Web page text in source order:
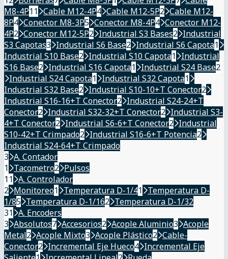
M8-4P11 Cable M12-4P4 Cable M12-5P2 Cable M12-
8P4 Conector M8-3P5 Conector M8-4P4 Conector M12-
4P2 Conector M12-5P2 Industrial S3 Bases2 Industrial
S3 Capotas3 Industrial S6 Base2 Industrial S6 Capota1
Industrial S10 Base2 Industrial S10 Capota1 Industrial
S16 Base2 Industrial S16 Capota1 Industrial S24 Base2
Industrial S24 Capota1 Industrial S32 Capota1
Industrial S32 Base2 Industrial S10-10+T Conector2
Industrial S16-16+T Conector2 Industrial S24-24+T
Conector2 Industrial S32-32+T Conector2 Industrial S3-
4+T Conector2 Industrial S6-6+T Conector2 Industrial
S10-42+T Crimpado2 Industrial S16-6+T Potencia2
Industrial S24-64+T Crimpado
3 A. Contador
1 Tacometro2 Pulsos
11 A. Controlador
2 Monitoreo1 Temperatura D-1/41 Temperatura D-
1/85 Temperatura D-1/162 Temperatura D-1/32
31 A. Encoders
3 Absolutos7 Accesorios2 Acople Aluminio3 Acople
Metal2 Acople Mixto3 Acople Plástico2 Cable-
Conector2 Incremental Eje Hueco4 Incremental Eje